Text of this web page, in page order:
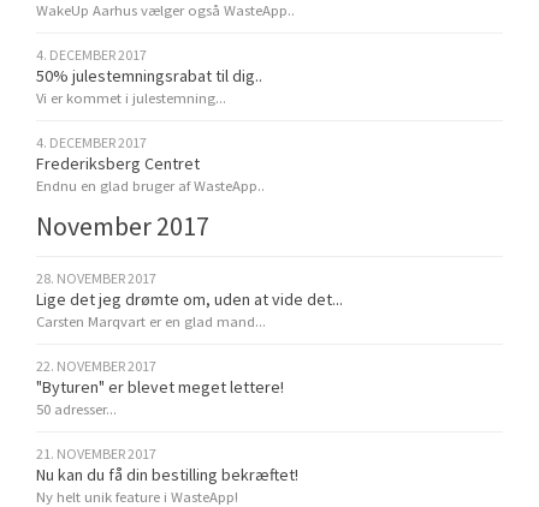
WakeUp Aarhus vælger også WasteApp..
4. DECEMBER 2017
50% julestemningsrabat til dig..
Vi er kommet i julestemning...
4. DECEMBER 2017
Frederiksberg Centret
Endnu en glad bruger af WasteApp..
November 2017
28. NOVEMBER 2017
Lige det jeg drømte om, uden at vide det...
Carsten Marqvart er en glad mand...
22. NOVEMBER 2017
"Byturen" er blevet meget lettere!
50 adresser...
21. NOVEMBER 2017
Nu kan du få din bestilling bekræftet!
Ny helt unik feature i WasteApp!